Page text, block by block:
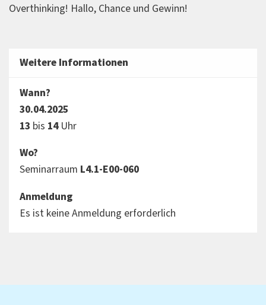
Overthinking! Hallo, Chance und Gewinn!
Weitere Informationen
Wann?
30.04.2025
13 bis 14 Uhr
Wo?
Seminarraum L4.1-E00-060
Anmeldung
Es ist keine Anmeldung erforderlich